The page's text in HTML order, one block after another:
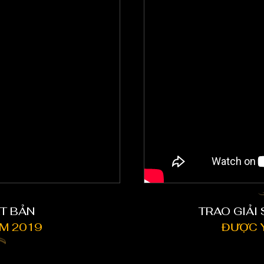
BẢN
2019
TRAO GIẢI
ĐƯỢC